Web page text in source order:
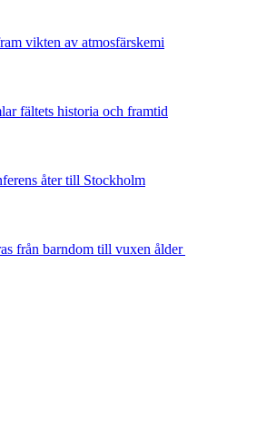
vikten av atmosfärskemi
fältets historia och framtid
åter till Stockholm
från barndom till vuxen ålder